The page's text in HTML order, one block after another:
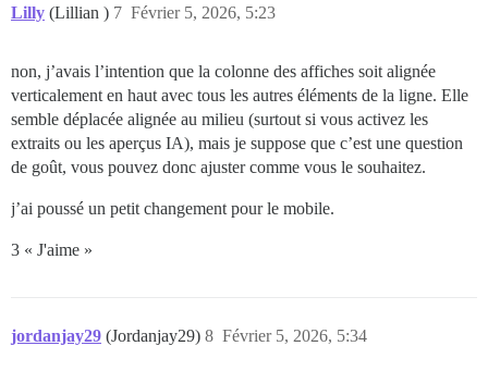
Lilly (Lillian ) Février 5, 2026, 5:23
7
non, j’avais l’intention que la colonne des affiches soit alignée
verticalement en haut avec tous les autres éléments de la ligne. Elle
semble déplacée alignée au milieu (surtout si vous activez les
extraits ou les aperçus IA), mais je suppose que c’est une question
de goût, vous pouvez donc ajuster comme vous le souhaitez.
j’ai poussé un petit changement pour le mobile.
3 « J'aime »
jordanjay29 (Jordanjay29) Février 5, 2026, 5:34
8